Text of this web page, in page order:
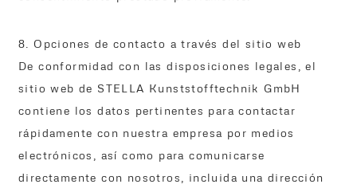
8. Opciones de contacto a través del sitio web
De conformidad con las disposiciones legales, el
sitio web de STELLA Kunststofftechnik GmbH
contiene los datos pertinentes para contactar
rápidamente con nuestra empresa por medios
electrónicos, así como para comunicarse
directamente con nosotros, incluida una dirección